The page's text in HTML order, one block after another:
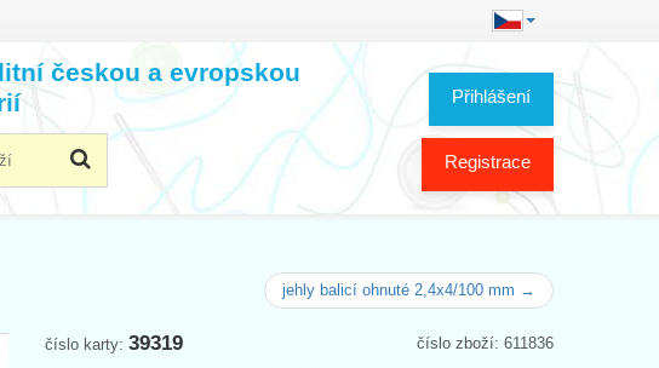
Přihlášení
Registrace
českou a evropskou
jehly balicí ohnuté 2,4x4/100 mm →
číslo zboží: 611836
číslo karty: 39319